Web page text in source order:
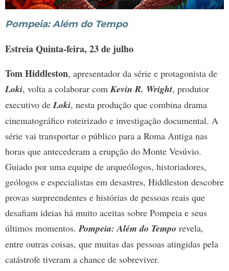
Pompeia: Além do Tempo
Estreia Quinta-feira, 23 de julho
Tom Hiddleston, apresentador da série e protagonista de
Loki, volta a colaborar comKevin R. Wright, produtor
executivo deLoki, nesta produção que combina drama
cinematográfico roteirizado e investigação documental. A
série vai transportar o público para a Roma Antiga nas
horas que antecederam a erupção do Monte Vesúvio.
Guiado por uma equipe de arqueólogos, historiadores,
geólogos e especialistas em desastres, Hiddleston descobre
provas surpreendentes e histórias de pessoas reais que
desafiam ideias há muito aceitas sobre Pompeia e seus
últimos momentos.Pompeia: Além do Tempo revela,
entre outras coisas, que muitas das pessoas atingidas pela
catástrofe tiveram a chance de sobreviver.